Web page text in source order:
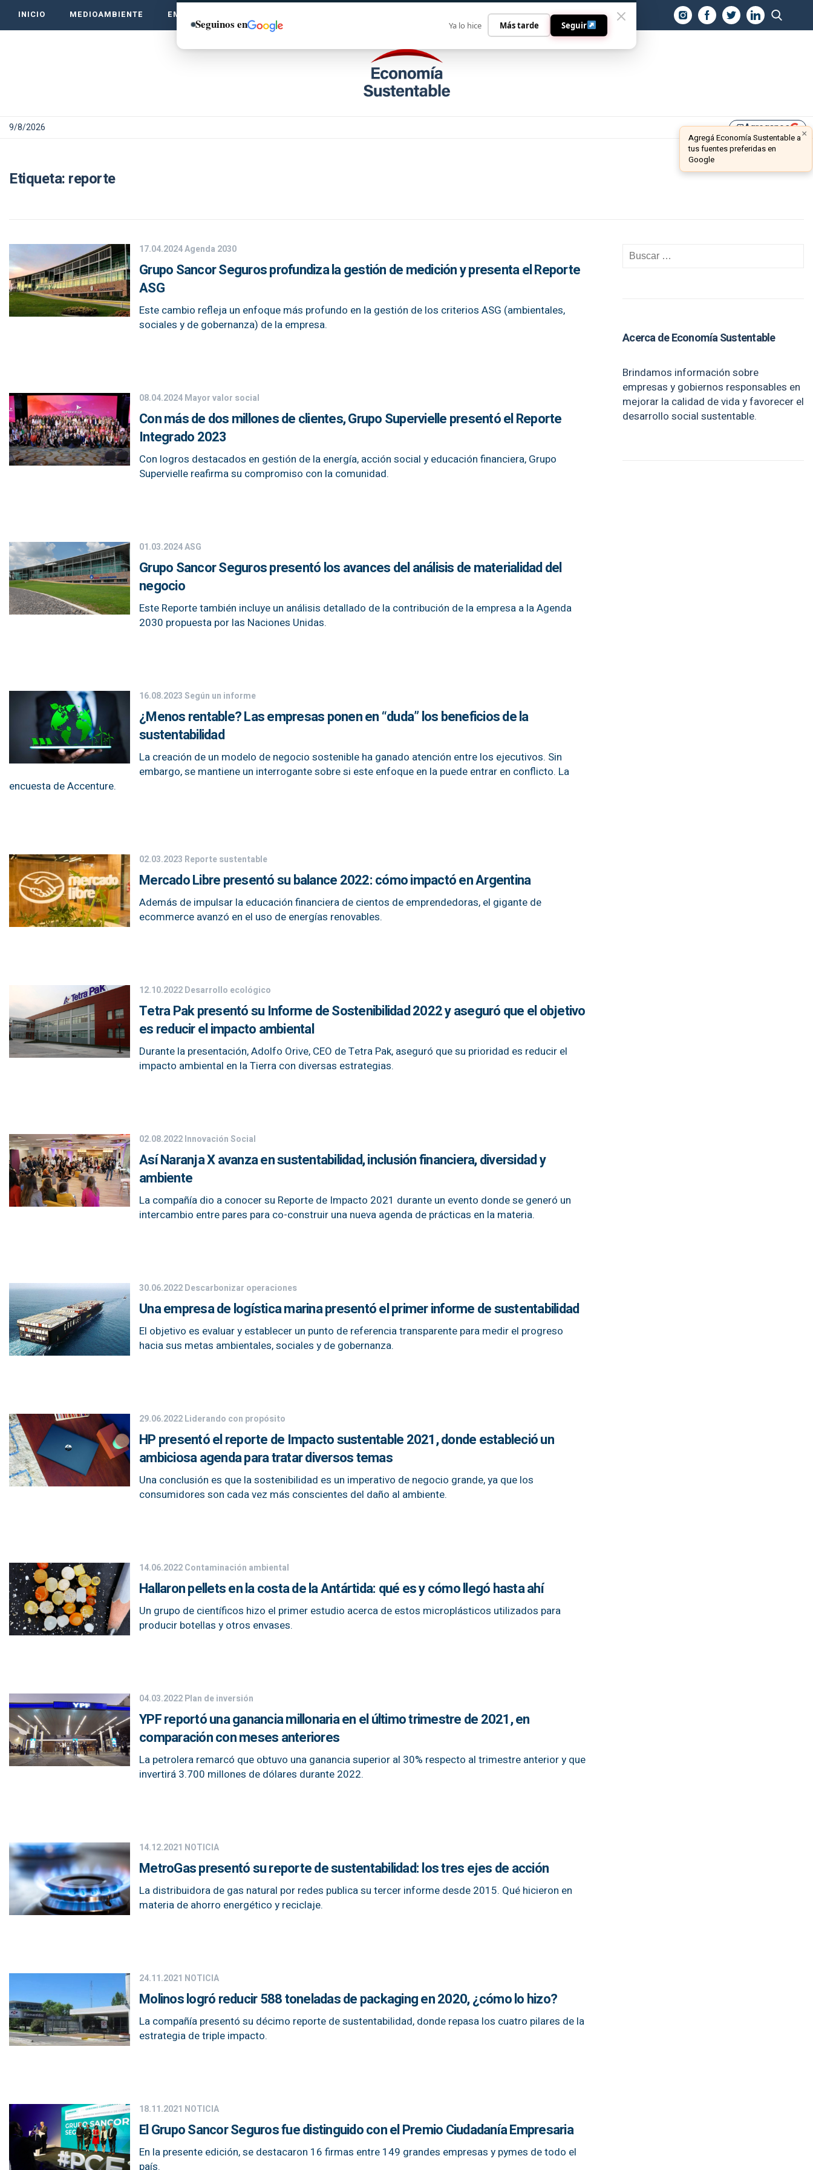
INICIO MEDIOAMBIENTE EMPRENDE VERDE CONTACTO
9/8/2026 library_addAgreganos ×
Agregá Economía Sustentable a
tus fuentes preferidas en
Google
Etiqueta: reporte
17.04.2024Agenda 2030
Grupo Sancor Seguros profundiza la gestión de medición y presenta el Reporte
ASG
Este cambio refleja un enfoque más profundo en la gestión de los criterios ASG (ambientales,
sociales y de gobernanza) de la empresa.
08.04.2024Mayor valor social
Con más de dos millones de clientes, Grupo Supervielle presentó el Reporte
Integrado 2023
Con logros destacados en gestión de la energía, acción social y educación financiera, Grupo
Supervielle reafirma su compromiso con la comunidad.
01.03.2024ASG
Grupo Sancor Seguros presentó los avances del análisis de materialidad del
negocio
Este Reporte también incluye un análisis detallado de la contribución de la empresa a la Agenda
2030 propuesta por las Naciones Unidas.
16.08.2023Según un informe
¿Menos rentable? Las empresas ponen en “duda” los beneficios de la
sustentabilidad
La creación de un modelo de negocio sostenible ha ganado atención entre los ejecutivos. Sin
embargo, se mantiene un interrogante sobre si este enfoque en la puede entrar en conflicto. La
encuesta de Accenture.
02.03.2023 Reporte sustentable
Mercado Libre presentó su balance 2022: cómo impactó en Argentina
Además de impulsar la educación financiera de cientos de emprendedoras, el gigante de
ecommerce avanzó en el uso de energías renovables.
12.10.2022Desarrollo ecológico
Tetra Pak presentó su Informe de Sostenibilidad 2022 y aseguró que el objetivo
es reducir el impacto ambiental
Durante la presentación, Adolfo Orive, CEO de Tetra Pak, aseguró que su prioridad es reducir el
impacto ambiental en la Tierra con diversas estrategias.
02.08.2022Innovación Social
Así Naranja X avanza en sustentabilidad, inclusión financiera, diversidad y
ambiente
La compañía dio a conocer su Reporte de Impacto 2021 durante un evento donde se generó un
intercambio entre pares para co-construir una nueva agenda de prácticas en la materia.
30.06.2022Descarbonizar operaciones
Una empresa de logística marina presentó el primer informe de sustentabilidad
El objetivo es evaluar y establecer un punto de referencia transparente para medir el progreso
hacia sus metas ambientales, sociales y de gobernanza.
29.06.2022Liderando con propósito
HP presentó el reporte de Impacto sustentable 2021, donde estableció un
ambiciosa agenda para tratar diversos temas
Una conclusión es que la sostenibilidad es un imperativo de negocio grande, ya que los
consumidores son cada vez más conscientes del daño al ambiente.
14.06.2022Contaminación ambiental
Hallaron pellets en la costa de la Antártida: qué es y cómo llegó hasta ahí
Un grupo de científicos hizo el primer estudio acerca de estos microplásticos utilizados para
producir botellas y otros envases.
04.03.2022Plan de inversión
YPF reportó una ganancia millonaria en el último trimestre de 2021, en
comparación con meses anteriores
La petrolera remarcó que obtuvo una ganancia superior al 30% respecto al trimestre anterior y que
invertirá 3.700 millones de dólares durante 2022.
14.12.2021 NOTICIA
MetroGas presentó su reporte de sustentabilidad: los tres ejes de acción
La distribuidora de gas natural por redes publica su tercer informe desde 2015. Qué hicieron en
materia de ahorro energético y reciclaje.
24.11.2021 NOTICIA
Molinos logró reducir 588 toneladas de packaging en 2020, ¿cómo lo hizo?
La compañía presentó su décimo reporte de sustentabilidad, donde repasa los cuatro pilares de la
estrategia de triple impacto.
18.11.2021 NOTICIA
El Grupo Sancor Seguros fue distinguido con el Premio Ciudadanía Empresaria
En la presente edición, se destacaron 16 firmas entre 149 grandes empresas y pymes de todo el
país.
Acerca de Economía Sustentable
Brindamos información sobre
empresas y gobiernos responsables en
mejorar la calidad de vida y favorecer el
desarrollo social sustentable.
Seguinos en Ya lo hice Más tarde Seguir